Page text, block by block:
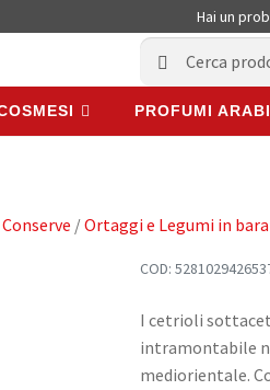
Hai un
PROFUMI ARABI
/Ortaggi e Legumi in
COD:
I cetrioli
intramontabile
mediorientale.